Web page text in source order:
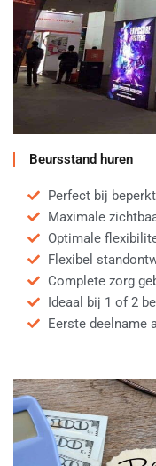
Beursstand huren
Perfect bij
Maximale
Optimale
Flexibel
Complete zorg
Ideaal bij 1 of 2
Eerste deelname